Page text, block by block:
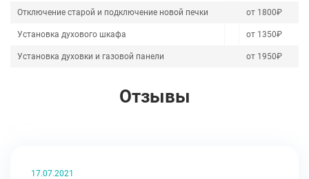
Отключение старой и подключение новой печки от 1800₽
Установка духового шкафа от 1350₽
Установка духовки и газовой панели от 1950₽
Отзывы
17.07.2021